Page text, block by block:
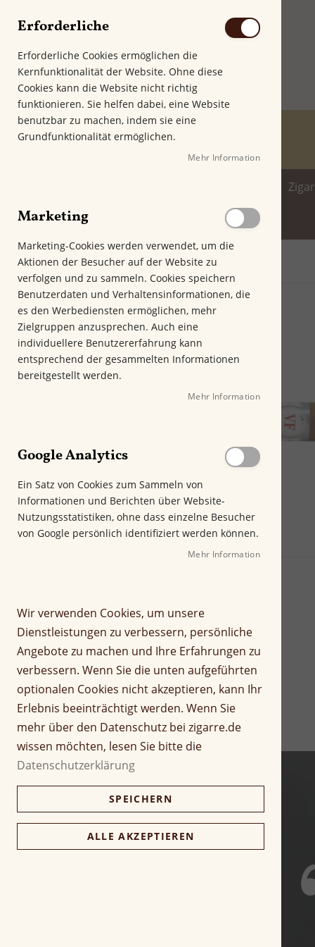
Spirituosenwelt
Startseite VegaFina Short Robusto
Z
u
E
n
d
e
i
d
g
a
l
s
p
r
n
g
e
n
Z
u
A
n
f
a
g
d
r
i
Erforderliche
Erforderliche Cookies ermöglichen die
Kernfunktionalität der Website. Ohne diese
Cookies kann die Website nicht richtig
funktionieren. Sie helfen dabei, eine Website
benutzbar zu machen, indem sie eine
Grundfunktionalität ermöglichen.
Mehr Information
Marketing
Marketing-Cookies werden verwendet, um die
Aktionen der Besucher auf der Website zu
verfolgen und zu sammeln. Cookies speichern
Benutzerdaten und Verhaltensinformationen, die
es den Werbediensten ermöglichen, mehr
Zielgruppen anzusprechen. Auch eine
individuellere Benutzererfahrung kann
entsprechend der gesammelten Informationen
bereitgestellt werden.
Mehr Information
Google Analytics
Ein Satz von Cookies zum Sammeln von
Informationen und Berichten über Website-
Nutzungsstatistiken, ohne dass einzelne Besucher
von Google persönlich identifiziert werden können.
Mehr Information
Wir verwenden Cookies, um unsere
Dienstleistungen zu verbessern, persönliche
Angebote zu machen und Ihre Erfahrungen zu
verbessern. Wenn Sie die unten aufgeführten
optionalen Cookies nicht akzeptieren, kann Ihr
Erlebnis beeinträchtigt werden. Wenn Sie
mehr über den Datenschutz bei zigarre.de
wissen möchten, lesen Sie bitte die
Datenschutzerklärung
SPEICHERN
ALLE AKZEPTIEREN